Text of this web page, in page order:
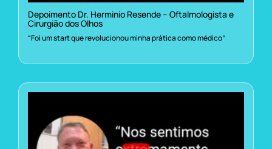
Depoimento Dr. Herminio Resende – Oftalmologista e
Cirurgião dos Olhos
“Foi um start que revolucionou minha prática como médico”